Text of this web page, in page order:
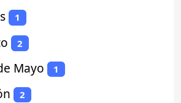
1
2
Mayo 1
2